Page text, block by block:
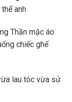
anh
Thần mặc áo
chiếc ghế
lau tóc vừa sử